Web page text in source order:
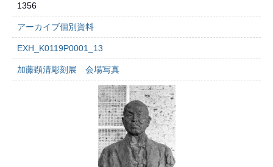
1356
アーカイブ個別資料
EXH_K0119P0001_13
加藤顕清彫刻展 会場写真